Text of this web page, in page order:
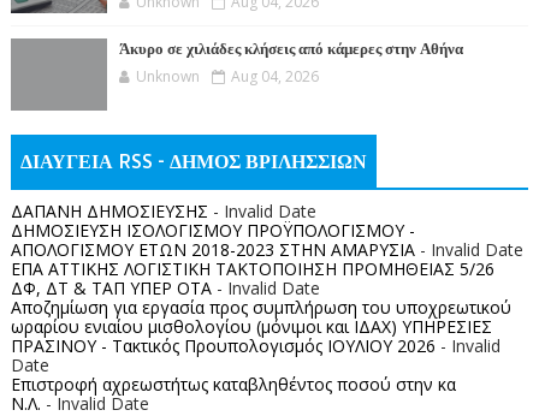
Άκυρο σε χιλιάδες κλήσεις από κάμερες στην Αθήνα
Unknown Aug 04, 2026
ΔΙΑΥΓΕΙΑ RSS - ΔΗΜΟΣ ΒΡΙΛΗΣΣΙΩΝ
ΔΑΠΑΝΗ ΔΗΜΟΣΙΕΥΣΗΣ - Invalid Date
ΔΗΜΟΣΙΕΥΣΗ ΙΣΟΛΟΓΙΣΜΟΥ ΠΡΟΫΠΟΛΟΓΙΣΜΟΥ -
ΑΠΟΛΟΓΙΣΜΟΥ ΕΤΩΝ 2018-2023 ΣΤΗΝ ΑΜΑΡΥΣΙΑ- Invalid Date
ΕΠΑ ΑΤΤΙΚΗΣ ΛΟΓΙΣΤΙΚΗ ΤΑΚΤΟΠΟΙΗΣΗ ΠΡΟΜΗΘΕΙΑΣ 5/26
ΔΦ, ΔΤ & ΤΑΠ ΥΠΕΡ ΟΤΑ- Invalid Date
Αποζημίωση για εργασία προς συμπλήρωση του υποχρεωτικού
ωραρίου ενιαίου μισθολογίου (μόνιμοι και ΙΔΑΧ) ΥΠΗΡΕΣΙΕΣ
ΠΡΑΣΙΝΟΥ - Τακτικός Προυπολογισμός ΙΟΥΛΙΟΥ 2026 - Invalid
Date
Επιστροφή αχρεωστήτως καταβληθέντος ποσoύ στην κα
Ν.Λ. - Invalid Date